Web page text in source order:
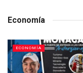
Economía
ECONOMÍA